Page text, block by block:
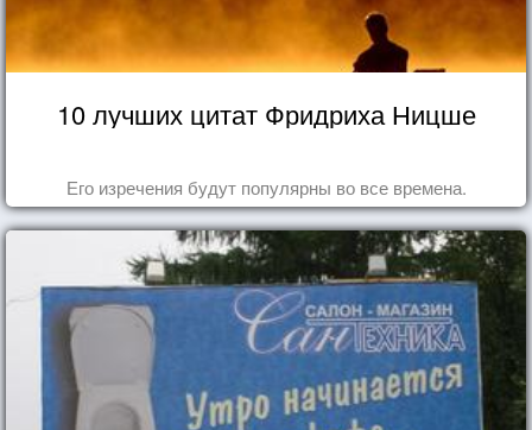
10 лучших цитат Фридриха Ницше
Его изречения будут популярны во все времена.